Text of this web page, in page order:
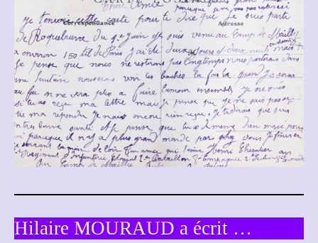
Hilaire MOURAUD a écrit …